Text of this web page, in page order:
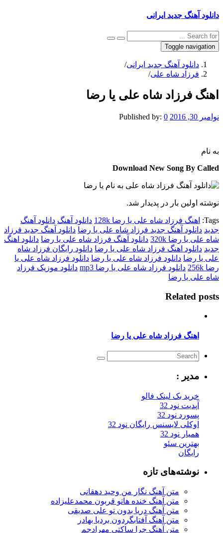
دانلود آهنگ جدید ایرانی
Toggle navigation
دانلود آهنگ جدید ایرانی/
فرزاد شاه علی/
اهنگ فرزاد شاه علی یا رضا
نوامبر 30, 2016 Published by: 0
به نام
Download New Song By Called
نوشته اولین بار در پدیدار شد.
Tags: اهنگ فرزاد شاه علی یا رضا 128k دانلود آهنگ دانلود آهنگ
جدید دانلود آهنگ جدید فرزاد شاه علی یا رضا دانلود آهنگ جدید فرزاد
شاه علی یا رضا 320k
دانلود آهنگ فرزاد شاه علی یا رضا دانلود اهنگ
جدید دانلود اهنگ فرزاد شاه علی یا رضا دانلود رایگان فرزاد شاه
علی یا رضا دانلود فرزاد شاه علی یا رضا دانلود فرزاد شاه علی یا
رضا 256k
دانلود فرزاد شاه علی یا رضا mp3
دانلود موزیک فرزاد
شاه علی یا رضا
Related posts
اهنگ فرزاد شاه علی یا رضا
مدیر :
خرید بک لینک فالو
آپدیت نود 32
پسورد نود 32
اوکلی لایسنس رایگان نود 32
همیار نود 32
بهترین سئو
رایگان
نوشته‌های تازه
متن آهنگ نگار من وحید دهقانی
متن آهنگ خنده هاتو قربون محمدعلیزاده
متن آهنگ دریا بدون تو علی صدیقی
متن آهنگ آفتابگردون بردیا بهادر
متن آهنگ چرا ساکتی مهرادجم